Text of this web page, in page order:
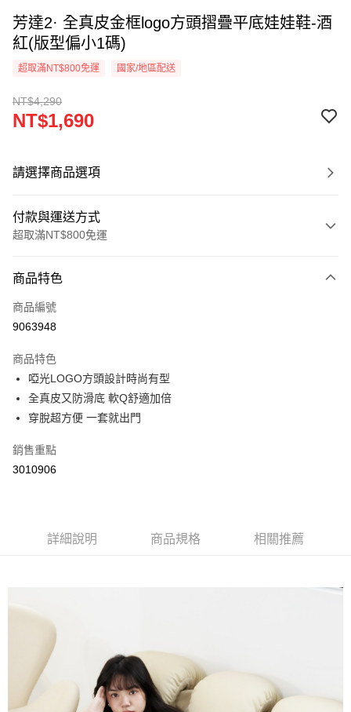
芳達2· 全真皮金框logo方頭摺疊平底娃娃鞋-酒
紅(版型偏小1碼)
超取滿NT$800免運 國家/地區配送
NT$4,290
NT$1,690
請選擇商品選項
付款與運送方式
超取滿NT$800免運
信用卡一次付款
超商取貨付款
Apple Pay
街口支付
AFTEE先享後付是「在收到商品之後才付款」的支付方式。 讓您購物簡單
【「AFTEE先享後付」結帳流程】
１．於結帳方式選擇「AFTEE先享後付」後，將跳轉至「AFTEE先享後付」
結帳頁面，進行簡訊認證並確認金額後，即可完成結帳。
２．訂單成立數日內，您將收到繳費通知簡訊。
３．收到繳費通知簡訊後14天內，點擊此簡訊中的連結，可透過四大超商／
ATM／網路銀行／等多元方式進行付款，方視為交易完成。
ATM付款
每筆NT$60，滿NT$800(含以上)免運費
付款後全家取貨
每筆NT$60，滿NT$800(含以上)免運費
7-11取貨付款
商品特色
商品編號
9063948
商品特色
啞光LOGO方頭設計時尚有型
全真皮又防滑底 軟Q舒適加倍
穿脫超方便 一套就出門
銷售重點
3010906
詳細說明 商品規格 相關推薦